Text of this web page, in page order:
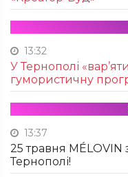
13:32
У Тернополі
гумористичну
13:37
25 травня
Тернополі!